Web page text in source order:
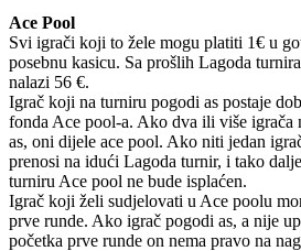
Ace Pool
Svi igrači koji to žele mogu platiti 1€ u
posebnu kasicu. Sa prošlih Lagoda
nalazi 56 €.
Igrač koji na turniru pogodi as postaje
fonda Ace pool-a. Ako dva ili više igrača
as, oni dijele ace pool. Ako niti jedan
prenosi na idući Lagoda turnir, i tako
turniru Ace pool ne bude isplaćen.
Igrač koji želi sudjelovati u Ace poolu
prve runde. Ako igrač pogodi as, a nije
početka prve runde on nema pravo na